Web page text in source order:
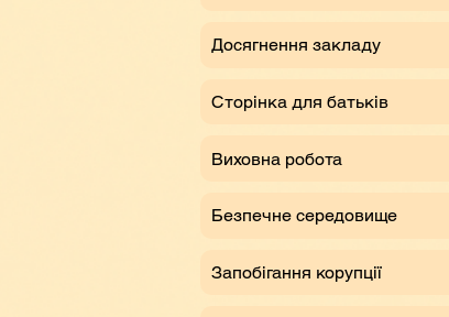
Досягнення закладу
Сторінка для батьків
Виховна робота
Безпечне середовище
Запобігання корупції